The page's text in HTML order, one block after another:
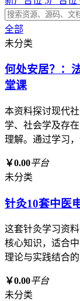
全部
未分类
何处安居？：
堂课
本资料探讨现代
学、社会学及存
理解。通过学习
￥0.00平台
未分类
针灸10套中医
这套针灸学习资
核心知识，适合
理论与实践结合
￥0.00平台
未分类